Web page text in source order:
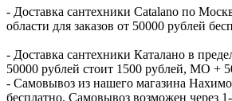
- Доставка сантехники Catalano по
области для заказов от 50000 рублей
- Доставка сантехники Каталано в
50000 рублей стоит 1500 рублей, МО +
- Самовывоз из нашего магазина
бесплатно. Самовывоз возможен через